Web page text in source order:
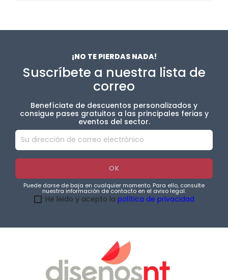
¡NO TE PIERDAS NADA!
Suscríbete a nuestra lista de
correo
Benefíciate de descuentos personalizados y
consigue pases gratuitos a las principales ferias y
eventos del sector.
Puede darse de baja en cualquier momento. Para ello, consulte
nuestra información de contacto en el aviso legal.
He leido y acepto la política de privacidad